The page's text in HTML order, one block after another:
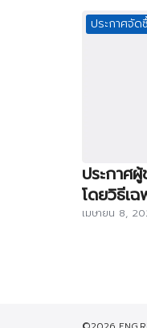
ประกาศจัด
ประกาศ
โดยวิธีเ
เมษายน 8,